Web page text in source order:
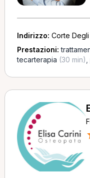
Indirizzo: Corte
Prestazioni:
tecarterapia (30 min)